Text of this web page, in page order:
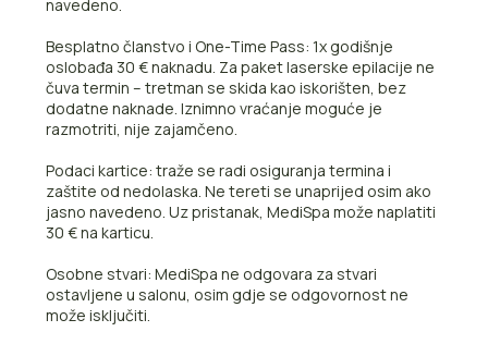
navedeno.
Besplatno članstvo i One-Time Pass: 1x godišnje
oslobađa 30 € naknadu. Za paket laserske epilacije ne
čuva termin – tretman se skida kao iskorišten, bez
dodatne naknade. Iznimno vraćanje moguće je
razmotriti, nije zajamčeno.
Podaci kartice: traže se radi osiguranja termina i
zaštite od nedolaska. Ne tereti se unaprijed osim ako
jasno navedeno. Uz pristanak, MediSpa može naplatiti
30 € na karticu.
Osobne stvari: MediSpa ne odgovara za stvari
ostavljene u salonu, osim gdje se odgovornost ne
može isključiti.